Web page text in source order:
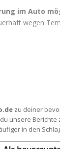
im Auto
wegen
zu deiner
unsere Berichte
in den